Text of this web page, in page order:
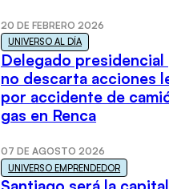
20 DE FEBRERO 2026
UNIVERSO AL DÍA
Delegado presidencial
no descarta acciones
por accidente de
gas en Renca
07 DE AGOSTO 2026
UNIVERSO EMPRENDEDOR